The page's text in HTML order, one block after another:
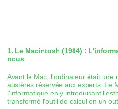
1. Le Macintosh (1984) :
nous
Avant le Mac, l'ordinateur était une
austères réservée aux experts. Le
l'informatique en y introduisant
transformé l'outil de calcul en un